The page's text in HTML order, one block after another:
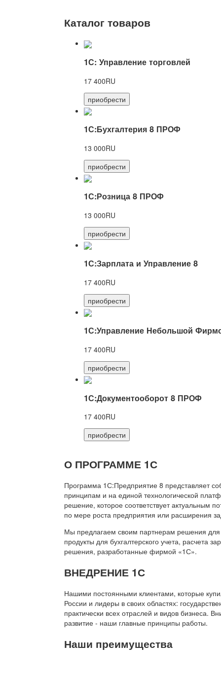
Каталог товаров
1С: Управление торговлей
17 400RU
приобрести
1С:Бухгалтерия 8 ПРОФ
13 000RU
приобрести
1С:Розница 8 ПРОФ
13 000RU
приобрести
1С:Зарплата и Управление 8
17 400RU
приобрести
1С:Управление Небольшой
17 400RU
приобрести
1С:Документооборот 8 ПРОФ
17 400RU
приобрести
О ПРОГРАММЕ 1С
Программа 1С:Предприятие 8 представляет
принципам и на единой технологической
решение, которое соответствует актуальным
по мере роста предприятия или расширения
Мы предлагаем своим партнерам решения для
продукты для бухгалтерского учета, расчета
решения, разработанные фирмой «1С».
ВНЕДРЕНИЕ 1С
Нашими постоянными клиентами, которые
России и лидеры в своих областях:
практически всех отраслей и видов бизнеса.
развитие - наши главные принципы работы.
Наши преимущества